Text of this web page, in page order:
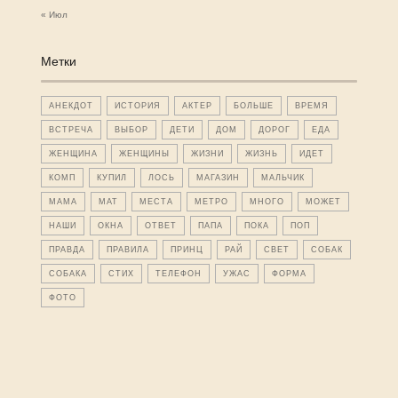
« Июл
Метки
АНЕКДОТ ИСТОРИЯ АКТЕР БОЛЬШЕ ВРЕМЯ
ВСТРЕЧА ВЫБОР ДЕТИ ДОМ ДОРОГ ЕДА
ЖЕНЩИНА ЖЕНЩИНЫ ЖИЗНИ ЖИЗНЬ ИДЕТ
КОМП КУПИЛ ЛОСЬ МАГАЗИН МАЛЬЧИК
МАМА МАТ МЕСТА МЕТРО МНОГО МОЖЕТ
НАШИ ОКНА ОТВЕТ ПАПА ПОКА ПОП
ПРАВДА ПРАВИЛА ПРИНЦ РАЙ СВЕТ СОБАК
СОБАКА СТИХ ТЕЛЕФОН УЖАС ФОРМА
ФОТО